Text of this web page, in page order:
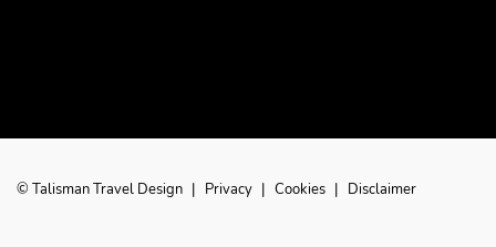
© Talisman Travel Design | Privacy | Cookies | Disclaimer